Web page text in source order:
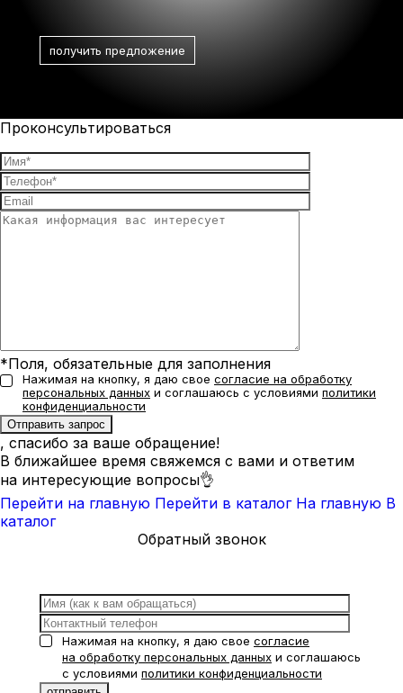
Проконсультироваться
*Поля, обязательные для заполнения
Нажимая на кнопку, я даю свое согласие на обработку
персональных данных и соглашаюсь с условиями политики
конфиденциальности
, спасибо за ваше обращение!
В ближайшее время свяжемся с вами и ответим
на интересующие вопросы👌
Перейти на главную Перейти в каталог На главную В
каталог
Обратный звонок
Нажимая на кнопку, я даю свое согласие
на обработку персональных данных и соглашаюсь
с условиями политики конфиденциальности